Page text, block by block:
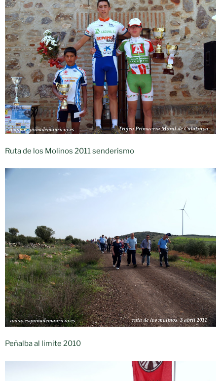
Ruta de los Molinos 2011 senderismo
Peñalba al limite 2010